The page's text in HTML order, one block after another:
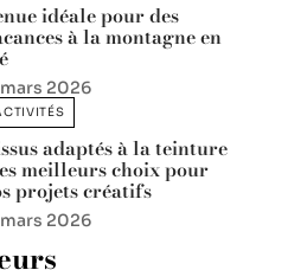
idéale pour des
à la montagne en
mars 2026
adaptés à la teinture
meilleurs choix pour
projets créatifs
mars 2026